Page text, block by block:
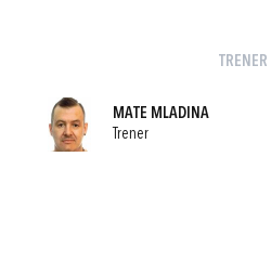
TRENER
MATE MLADINA
Trener